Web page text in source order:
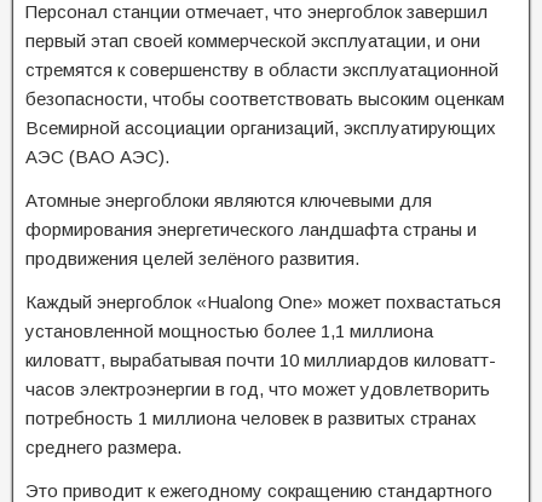
Персонал станции отмечает, что энергоблок завершил
первый этап своей коммерческой эксплуатации, и они
стремятся к совершенству в области эксплуатационной
безопасности, чтобы соответствовать высоким оценкам
Всемирной ассоциации организаций, эксплуатирующих
АЭС (ВАО АЭС).
Атомные энергоблоки являются ключевыми для
формирования энергетического ландшафта страны и
продвижения целей зелёного развития.
Каждый энергоблок «Hualong One» может похвастаться
установленной мощностью более 1,1 миллиона
киловатт, вырабатывая почти 10 миллиардов киловатт-
часов электроэнергии в год, что может удовлетворить
потребность 1 миллиона человек в развитых странах
среднего размера.
Это приводит к ежегодному сокращению стандартного